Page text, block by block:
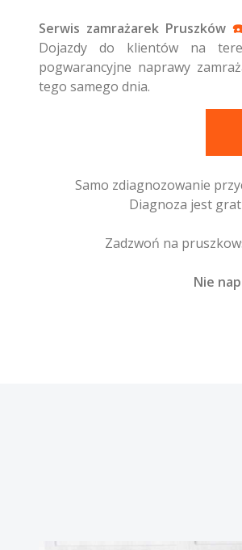
Serwis zamrażarek Pruszków
Dojazdy do klientów na
pogwarancyjne naprawy
tego samego dnia.
Samo zdiagnozowanie
Diagnoza jest
Zadzwoń na
Nie